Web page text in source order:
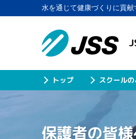
水を通じて健康づくりに貢献
トップ スクール
保護者の皆